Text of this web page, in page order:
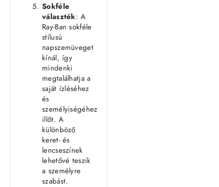
Sokféle
választék: A
Ray-Ban sokféle
stílusú
napszemüveget
kínál, így
mindenki
megtalálhatja a
saját ízléséhez
és
személyiségéhez
illőt. A
különböző
keret- és
lencseszínek
lehetővé teszik
a személyre
szabást.